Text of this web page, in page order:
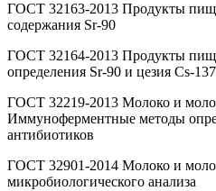
ГОСТ 32163-2013 Продукты
содержания Sr-90
ГОСТ 32164-2013 Продукты
определения Sr-90 и цезия Cs-137
ГОСТ 32219-2013 Молоко и
Иммуноферментные методы
антибиотиков
ГОСТ 32901-2014 Молоко и
микробиологического анализа